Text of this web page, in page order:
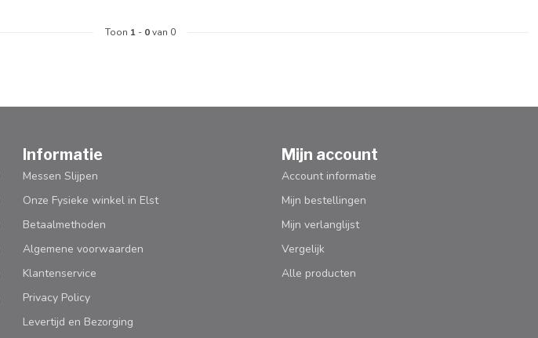
Toon 1 - 0van 0
Informatie
Messen Slijpen
Onze Fysieke winkel in Elst
Betaalmethoden
Algemene voorwaarden
Klantenservice
Privacy Policy
Levertijd en Bezorging
Mijn account
Account informatie
Mijn bestellingen
Mijn verlanglijst
Vergelijk
Alle producten